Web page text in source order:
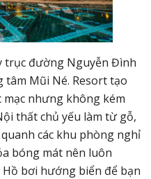
trục đường Nguyễn Đình
tâm Mũi Né. Resort tạo
nhưng không kém
thất chủ yếu làm từ gỗ,
các khu phòng nghỉ
bóng mát nên luôn
Hồ bơi hướng biển để bạn